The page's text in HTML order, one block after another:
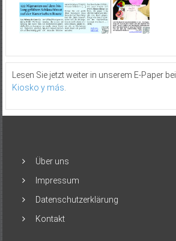
Lesen Sie jetzt weiter in unserem E-Paper bei
Kiosko y más
Über uns
Impressum
Datenschutzerklärung
Kontakt